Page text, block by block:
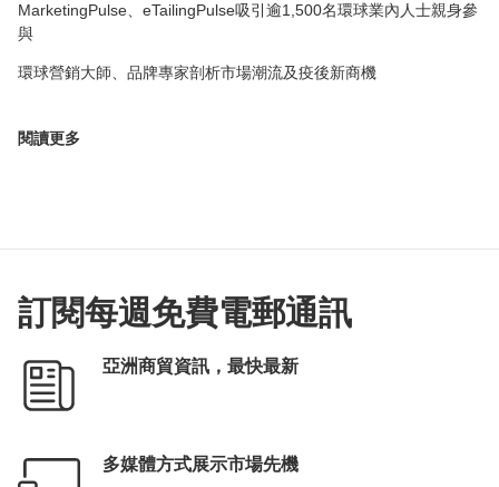
MarketingPulse、eTailingPulse吸引逾1,500名環球業內人士親身參
與
環球營銷大師、品牌專家剖析市場潮流及疫後新商機
閱讀更多
訂閱每週免費電郵通訊
亞洲商貿資訊，最快最新
多媒體方式展示市場先機